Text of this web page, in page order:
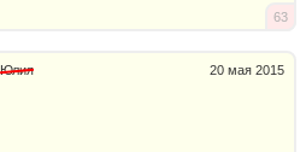
63
20 мая 2015
Юлия